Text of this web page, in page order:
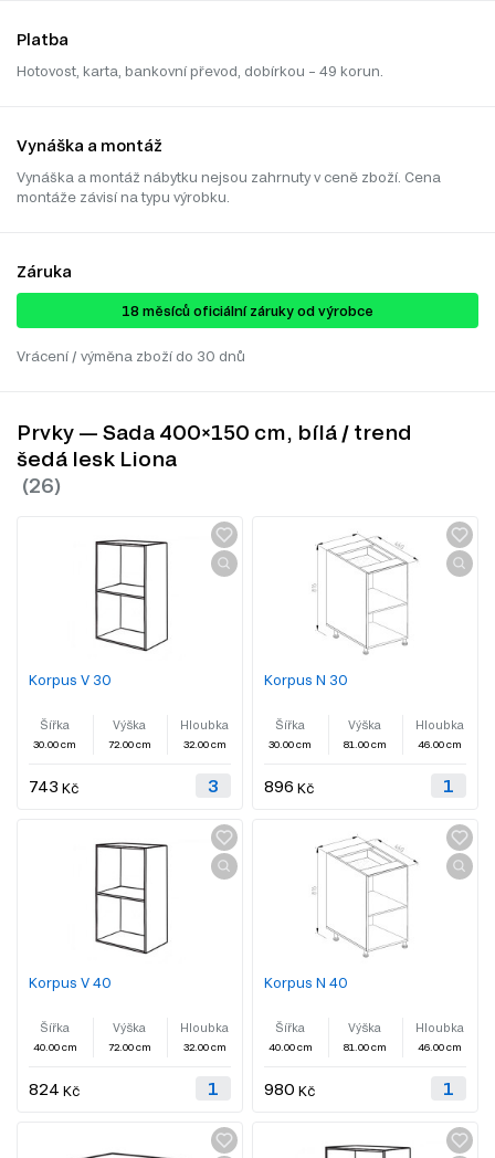
Platba
Hotovost, karta, bankovní převod, dobírkou – 49 korun.
Vynáška a montáž
Vynáška a montáž nábytku nejsou zahrnuty v ceně zboží. Cena
montáže závisí na typu výrobku.
Záruka
18 ​​​​měsíců oficiální záruky od výrobce
Vrácení / výměna zboží do 30 dnů
Prvky — Sada 400×150 cm, bílá / trend
šedá lesk Liona
Korpus V 30
Šířka
30.00 cm
Výška
72.00 cm
Hloubka
32.00 cm
743 Kč
Korpus N 30
Šířka
30.00 cm
Výška
81.00 cm
Hloubka
46.00 cm
896 Kč
Korpus V 40
Šířka
40.00 cm
Výška
72.00 cm
Hloubka
32.00 cm
824 Kč
Korpus N 40
Šířka
40.00 cm
Výška
81.00 cm
Hloubka
46.00 cm
980 Kč